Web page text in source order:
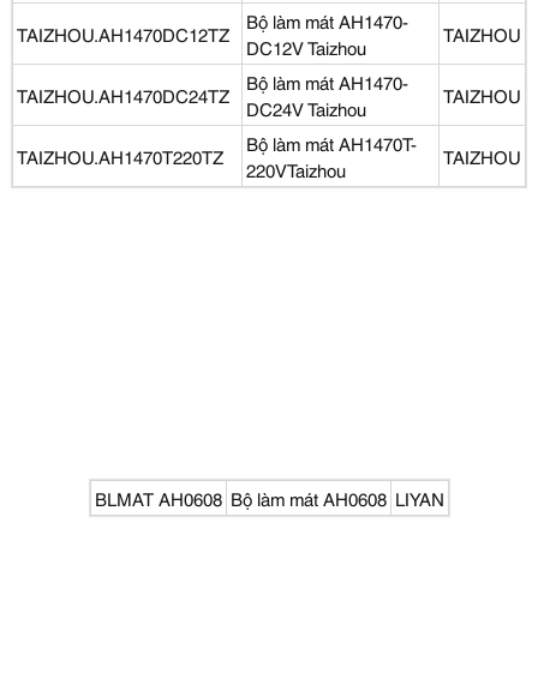
TAIZHOU.AH1470DC12TZ
Bộ làm mát AH1470-
DC12V Taizhou
TAIZHOU
TAIZHOU.AH1470DC24TZ
Bộ làm mát AH1470-
DC24V Taizhou
TAIZHOU
TAIZHOU.AH1470T220TZ
Bộ làm mát AH1470T-
220VTaizhou
TAIZHOU
BLMAT AH0608 Bộ làm mát AH0608 LIYAN